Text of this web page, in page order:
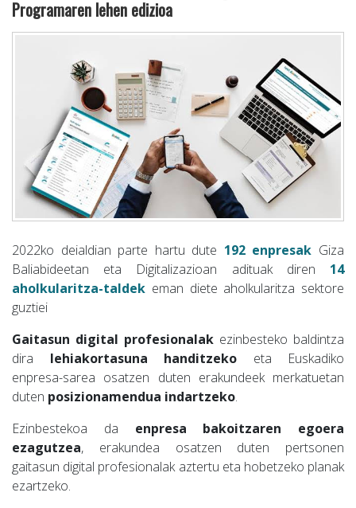
Programaren lehen edizioa
2022ko deialdian parte hartu dute 192 enpresak Giza
Baliabideetan eta Digitalizazioan adituak diren 14
aholkularitza-taldek eman diete aholkularitza sektore
guztiei
Gaitasun digital profesionalak ezinbesteko baldintza
dira lehiakortasuna handitzeko eta Euskadiko
enpresa-sarea osatzen duten erakundeek merkatuetan
duten posizionamendua indartzeko.
Ezinbestekoa da enpresa bakoitzaren egoera
ezagutzea, erakundea osatzen duten pertsonen
gaitasun digital profesionalak aztertu eta hobetzeko planak
ezartzeko.